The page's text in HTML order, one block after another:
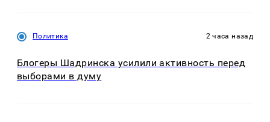
Политика 2 часа назад
Блогеры Шадринска усилили активность перед
выборами в думу